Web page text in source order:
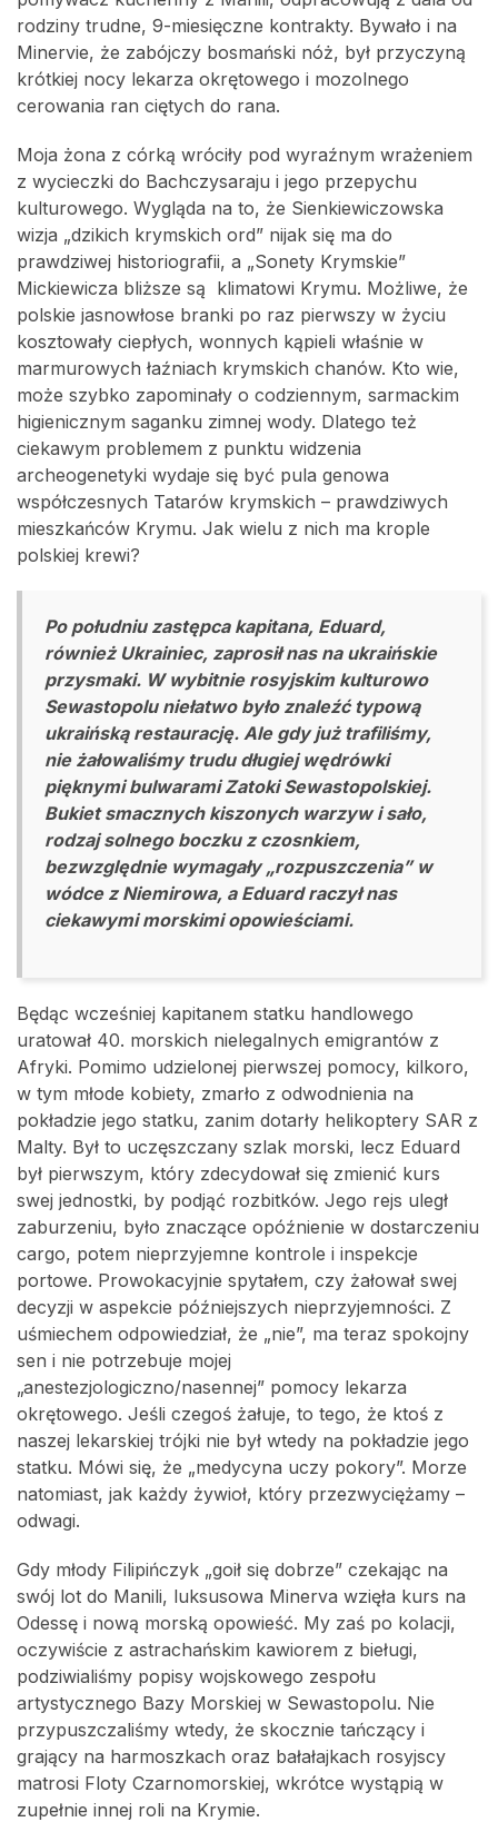
rodziny trudne, 9-miesięczne kontrakty. Bywało i na
Minervie, że zabójczy bosmański nóż, był przyczyną
krótkiej nocy lekarza okrętowego i mozolnego
cerowania ran ciętych do rana.
Moja żona z córką wróciły pod wyraźnym wrażeniem
z wycieczki do Bachczysaraju i jego przepychu
kulturowego. Wygląda na to, że Sienkiewiczowska
wizja „dzikich krymskich ord” nijak się ma do
prawdziwej historiografii, a „Sonety Krymskie”
Mickiewicza bliższe są klimatowi Krymu. Możliwe, że
polskie jasnowłose branki po raz pierwszy w życiu
kosztowały ciepłych, wonnych kąpieli właśnie w
marmurowych łaźniach krymskich chanów. Kto wie,
może szybko zapominały o codziennym, sarmackim
higienicznym saganku zimnej wody. Dlatego też
ciekawym problemem z punktu widzenia
archeogenetyki wydaje się być pula genowa
współczesnych Tatarów krymskich – prawdziwych
mieszkańców Krymu. Jak wielu z nich ma krople
polskiej krewi?
Po południu zastępca kapitana, Eduard,
również Ukrainiec, zaprosił nas na ukraińskie
przysmaki. W wybitnie rosyjskim kulturowo
Sewastopolu niełatwo było znaleźć typową
ukraińską restaurację. Ale gdy już trafiliśmy,
nie żałowaliśmy trudu długiej wędrówki
pięknymi bulwarami Zatoki Sewastopolskiej.
Bukiet smacznych kiszonych warzyw i sało,
rodzaj solnego boczku z czosnkiem,
bezwzględnie wymagały „rozpuszczenia” w
wódce z Niemirowa, a Eduard raczył nas
ciekawymi morskimi opowieściami.
Będąc wcześniej kapitanem statku handlowego
uratował 40. morskich nielegalnych emigrantów z
Afryki. Pomimo udzielonej pierwszej pomocy, kilkoro,
w tym młode kobiety, zmarło z odwodnienia na
pokładzie jego statku, zanim dotarły helikoptery SAR z
Malty. Był to uczęszczany szlak morski, lecz Eduard
był pierwszym, który zdecydował się zmienić kurs
swej jednostki, by podjąć rozbitków. Jego rejs uległ
zaburzeniu, było znaczące opóźnienie w dostarczeniu
cargo, potem nieprzyjemne kontrole i inspekcje
portowe. Prowokacyjnie spytałem, czy żałował swej
decyzji w aspekcie późniejszych nieprzyjemności. Z
uśmiechem odpowiedział, że „nie”, ma teraz spokojny
sen i nie potrzebuje mojej
„anestezjologiczno/nasennej” pomocy lekarza
okrętowego. Jeśli czegoś żałuje, to tego, że ktoś z
naszej lekarskiej trójki nie był wtedy na pokładzie jego
statku. Mówi się, że „medycyna uczy pokory”. Morze
natomiast, jak każdy żywioł, który przezwyciężamy –
odwagi.
Gdy młody Filipińczyk „goił się dobrze” czekając na
swój lot do Manili, luksusowa Minerva wzięła kurs na
Odessę i nową morską opowieść. My zaś po kolacji,
oczywiście z astrachańskim kawiorem z bieługi,
podziwialiśmy popisy wojskowego zespołu
artystycznego Bazy Morskiej w Sewastopolu. Nie
przypuszczaliśmy wtedy, że skocznie tańczący i
grający na harmoszkach oraz bałałajkach rosyjscy
matrosi Floty Czarnomorskiej, wkrótce wystąpią w
zupełnie innej roli na Krymie.